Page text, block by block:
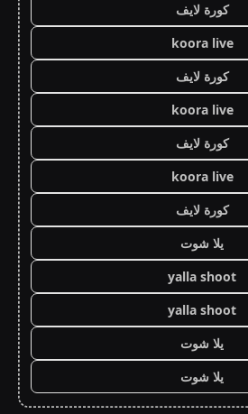
كورة لايف
koora live
كورة لايف
koora live
كورة لايف
koora live
كورة لايف
يلا شوت
yalla shoot
yalla shoot
يلا شوت
يلا شوت